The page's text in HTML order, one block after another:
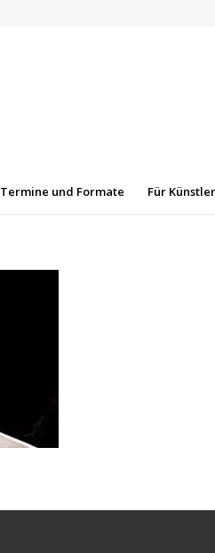
Termine und Formate Für